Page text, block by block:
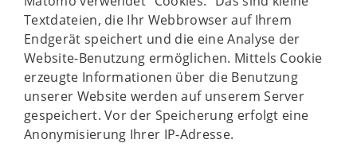
Textdateien, die Ihr Webbrowser auf Ihrem
Endgerät speichert und die eine Analyse der
Website-Benutzung ermöglichen. Mittels Cookie
erzeugte Informationen über die Benutzung
unserer Website werden auf unserem Server
gespeichert. Vor der Speicherung erfolgt eine
Anonymisierung Ihrer IP-Adresse.